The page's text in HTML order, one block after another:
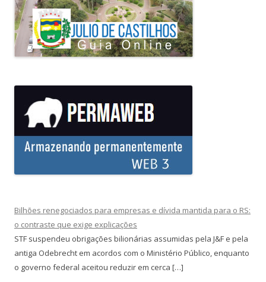
Bilhões renegociados para empresas e dívida mantida para o RS:
o contraste que exige explicações
STF suspendeu obrigações bilionárias assumidas pela J&F e pela
antiga Odebrecht em acordos com o Ministério Público, enquanto
o governo federal aceitou reduzir em cerca […]